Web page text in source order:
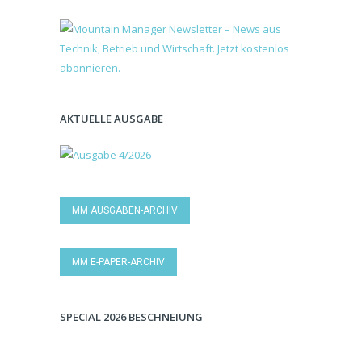
AKTUELLE AUSGABE
MM AUSGABEN-ARCHIV
MM E-PAPER-ARCHIV
SPECIAL 2026 BESCHNEIUNG